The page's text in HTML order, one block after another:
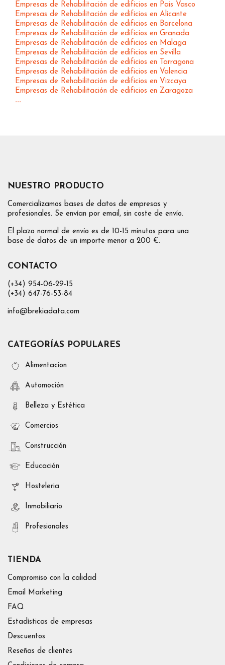
Empresas de Rehabilitación de edificios en Pais Vasco
Empresas de Rehabilitación de edificios en Alicante
Empresas de Rehabilitación de edificios en Barcelona
Empresas de Rehabilitación de edificios en Granada
Empresas de Rehabilitación de edificios en Malaga
Empresas de Rehabilitación de edificios en Sevilla
Empresas de Rehabilitación de edificios en Tarragona
Empresas de Rehabilitación de edificios en Valencia
Empresas de Rehabilitación de edificios en Vizcaya
Empresas de Rehabilitación de edificios en Zaragoza
...
NUESTRO PRODUCTO
Comercializamos bases de datos de empresas y
profesionales. Se envían por email, sin coste de envío.
El plazo normal de envío es de 10-15 minutos para una
base de datos de un importe menor a 200 €.
CONTACTO
(+34) 954-06-29-15
(+34) 647-76-53-84
info@brekiadata.com
CATEGORÍAS POPULARES
Alimentacion
Automoción
Belleza y Estética
Comercios
Construcción
Educación
Hosteleria
Inmobiliario
Profesionales
TIENDA
Compromiso con la calidad
Email Marketing
FAQ
Estadísticas de empresas
Descuentos
Reseñas de clientes